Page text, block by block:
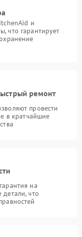
и
что гарантирует
ремонт
провести
в кратчайшие
на
что